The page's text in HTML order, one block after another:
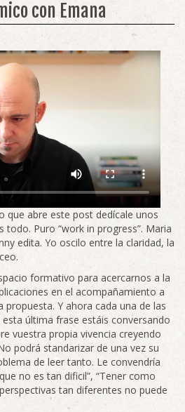
con Emana
que abre este post dedícale unos
todo. Puro “work in progress”. Maria
edita. Yo oscilo entre la claridad, la
formativo para acercarnos a la
en el acompañamiento a
Y ahora cada una de las
última frase estáis conversando
vuestra propia vivencia creyendo
podrá standarizar de una vez su
de leer tanto. Le convendría
no es tan dificil”, “Tener como
tan diferentes no puede